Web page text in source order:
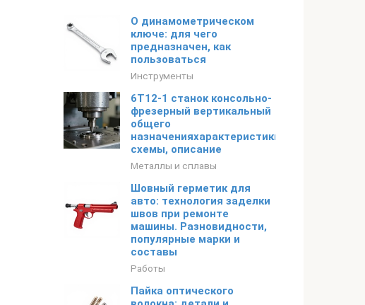
О динамометрическом
ключе: для чего
предназначен, как
пользоваться
Инструменты
6Т12-1 станок консольно-
фрезерный вертикальный
общего
назначенияхарактеристики,
схемы, описание
Металлы и сплавы
Шовный герметик для
авто: технология заделки
швов при ремонте
машины. Разновидности,
популярные марки и
составы
Работы
Пайка оптического